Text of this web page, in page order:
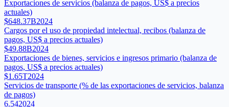
Exportaciones de servicios (balanza de pagos, US$ a precios
actuales)
$648.37B2024
Cargos por el uso de propiedad intelectual, recibos (balanza de
pagos, US$ a precios actuales)
$49.88B2024
Exportaciones de bienes, servicios e ingresos primario (balanza de
pagos, US$ a precios actuales)
$1.65T2024
Servicios de transporte (% de las exportaciones de servicios, balanza
de pagos)
6.542024